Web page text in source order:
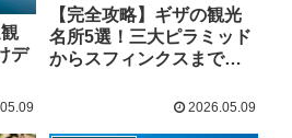
デ
【完全攻略】ギザの観光
名所5選！三大ピラミッド
からスフィンクスまでリ
2026.05.09